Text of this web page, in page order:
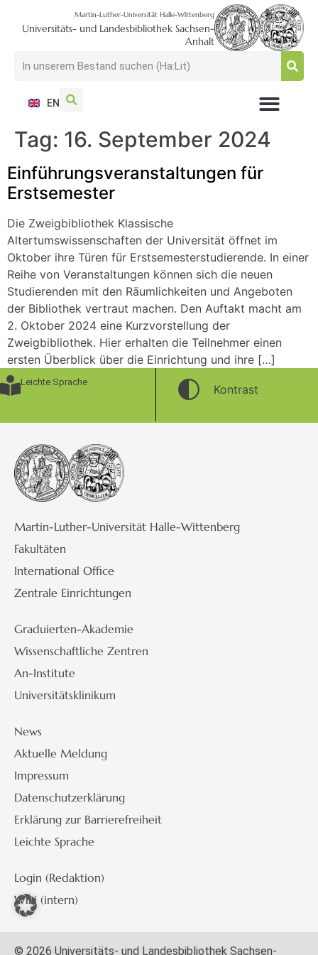
Martin-Luther-Universität Halle-Wittenberg
Universitäts- und Landesbibliothek Sachsen-
Anhalt
EN
Tag: 16. September 2024
Einführungsveranstaltungen für
Erstsemester
Die Zweigbibliothek Klassische
Altertumswissenschaften der Universität öffnet im
Oktober ihre Türen für Erstsemesterstudierende. In einer
Reihe von Veranstaltungen können sich die neuen
Studierenden mit den Räumlichkeiten und Angeboten
der Bibliothek vertraut machen. Den Auftakt macht am
2. Oktober 2024 eine Kurzvorstellung der
Zweigbibliothek. Hier erhalten die Teilnehmer einen
ersten Überblick über die Einrichtung und ihre […]
Leichte Sprache
Kontrast
Martin-Luther-Universität Halle-Wittenberg
Fakultäten
International Office
Zentrale Einrichtungen
Graduierten-Akademie
Wissenschaftliche Zentren
An-Institute
Universitätsklinikum
News
Aktuelle Meldung
Impressum
Datenschutzerklärung
Erklärung zur Barrierefreiheit
Leichte Sprache
Login (Redaktion)
Wiki (intern)
© 2026 Universitäts- und Landesbibliothek Sachsen-